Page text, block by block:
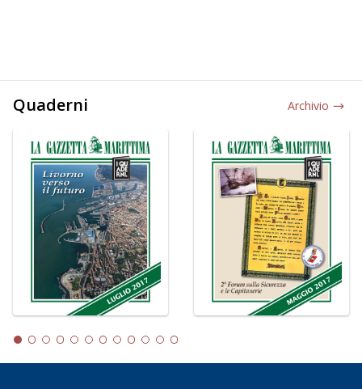
Quaderni Archivio